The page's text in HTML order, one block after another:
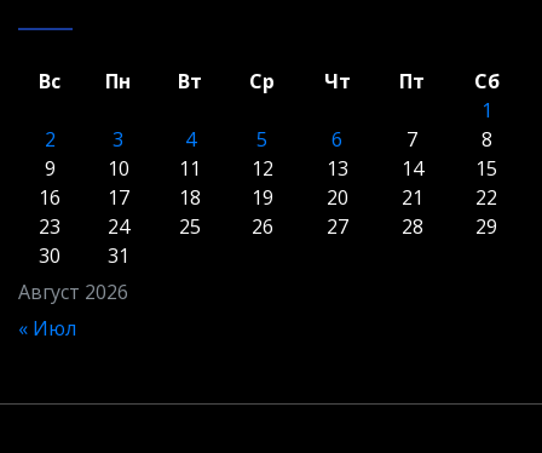
Август 2026
Вс Пн Вт Ср Чт Пт
Сб
1
2
3 4 5 6 7
8
9
10 11 12 13 14
15
16
17 18 19 20 21
22
23
24 25 26 27 28
29
30
31
« Июл